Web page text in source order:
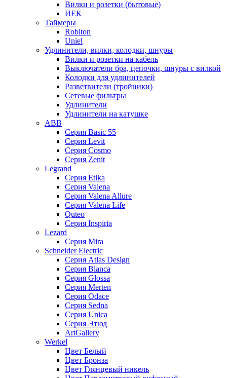
Вилки и розетки (бытовые)
ИЕК
Таймеры
Robiton
Uniel
Удлинители, вилки, колодки, шнуры
Вилки и розетки на кабель
Выключатели бра, цепочки, шнуры с вилкой
Колодки для удлинителей
Разветвители (тройники)
Сетевые фильтры
Удлинители
Удлинители на катушке
ABB
Серия Basic 55
Серия Levit
Серия Cosmo
Серия Zenit
Legrand
Серия Etika
Серия Valena
Серия Valena Allure
Серия Valena Life
Quteo
Серия Inspiria
Lezard
Серия Mira
Schneider Electric
Серия Atlas Design
Серия Blanca
Серия Glossa
Серия Merten
Серия Odace
Серия Sedna
Серия Unica
Серия Этюд
ArtGallery
Werkel
Цвет Белый
Цвет Бронза
Цвет Глянцевый никель